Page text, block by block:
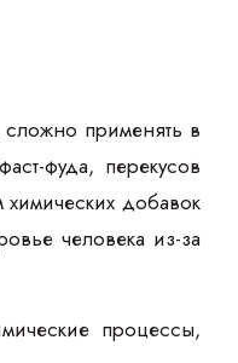
сложно применять в
фуда, перекусов
добавок
человека из-за
процессы,